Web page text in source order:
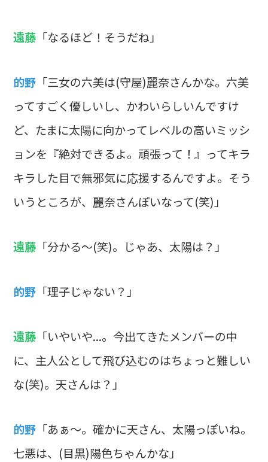
遠藤 「なるほど！そうだね」
的野 「三女の六美は(守屋)麗奈さんかな。六美
ってすごく優しいし、かわいらしいんですけ
ど、たまに太陽に向かってレベルの高いミッシ
ョンを『絶対できるよ。頑張って！』ってキラ
キラした目で無邪気に応援するんですよ。そう
いうところが、麗奈さんぽいなって(笑)」
遠藤 「分かる～(笑)。じゃあ、太陽は？」
的野 「理子じゃない？」
遠藤 「いやいや...。今出てきたメンバーの中
に、主人公として飛び込むのはちょっと難しい
な(笑)。天さんは？」
的野 「あぁ～。確かに天さん、太陽っぽいね。
七悪は、(目黒)陽色ちゃんかな」